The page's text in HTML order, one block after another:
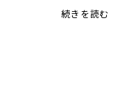
続きを読む